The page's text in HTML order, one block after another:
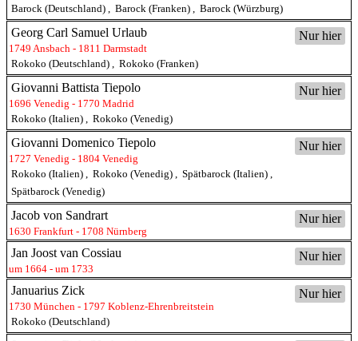
Barock (Deutschland) , Barock (Franken) , Barock (Würzburg)
Nur hier
Georg Carl Samuel Urlaub
1749 Ansbach - 1811 Darmstadt
Rokoko (Deutschland) , Rokoko (Franken)
Nur hier
Giovanni Battista Tiepolo
1696 Venedig - 1770 Madrid
Rokoko (Italien) , Rokoko (Venedig)
Nur hier
Giovanni Domenico Tiepolo
1727 Venedig - 1804 Venedig
Rokoko (Italien) , Rokoko (Venedig) , Spätbarock (Italien) ,
Spätbarock (Venedig)
Nur hier
Jacob von Sandrart
1630 Frankfurt - 1708 Nürnberg
Nur hier
Jan Joost van Cossiau
um 1664 - um 1733
Nur hier
Januarius Zick
1730 München - 1797 Koblenz-Ehrenbreitstein
Rokoko (Deutschland)